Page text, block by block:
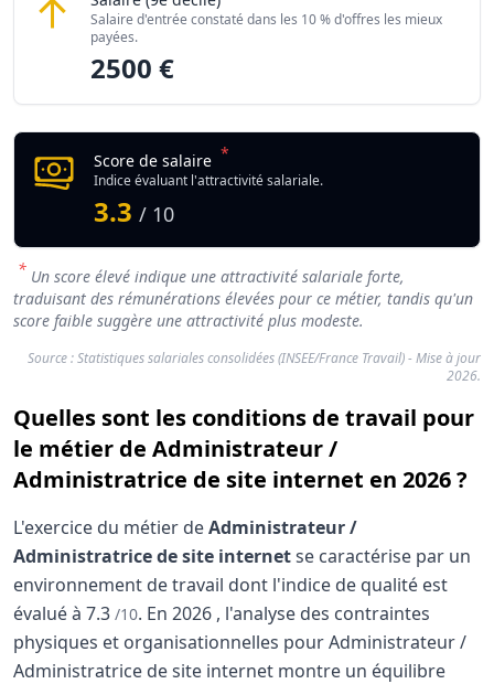
Salaire d'entrée constaté dans les 10 % d'offres les mieux
payées.
2500 €
Score de salaire *
Indice évaluant l'attractivité salariale.
3.3 / 10
* Un score élevé indique une attractivité salariale forte,
traduisant des rémunérations élevées pour ce métier, tandis qu'un
score faible suggère une attractivité plus modeste.
Source : Statistiques salariales consolidées (INSEE/France Travail) - Mise à jour
2026.
Quelles sont les conditions de travail pour
le métier de Administrateur /
Administratrice de site internet en 2026 ?
L'exercice du métier deAdministrateur /
Administratrice de site internetse caractérise par un
environnement de travail dont l'indice de qualité est
évalué à 7.3 /10. En 2026 , l'analyse des contraintes
physiques et organisationnelles pour Administrateur /
Administratrice de site internet montre un équilibre